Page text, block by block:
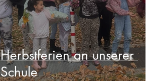
Herbstferien an unserer
Schule